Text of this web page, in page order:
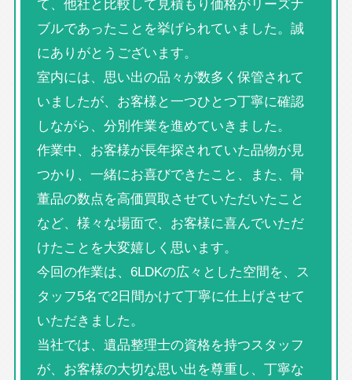
ブルであったことを挙げられていました。誠
にありがとうございます。
室内には、思い出の品々が数多く保管されて
いましたが、お客様と一つひとつ丁寧に確認
しながら、分別作業を進めていきました。
作業中、お客様が長年探されていた品物が見
つかり、一緒にお喜びできたこと、また、骨
董品の数点を高価買取させていただいたこと
など、様々な場面で、お客様に喜んでいただ
けたことを大変嬉しく思います。
今回の作業は、6LDKの広々とした空間を、ス
タッフ5名で2日間かけて丁寧に仕上げさせて
いただきました。
当社では、遺品整理士の資格を持つスタッフ
が、お客様の大切な思い出を尊重し、丁寧な